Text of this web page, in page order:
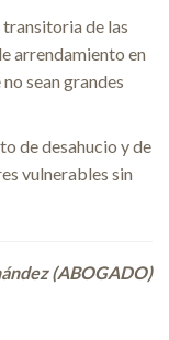
de las
arrendamiento en
sean grandes
de desahucio y de
vulnerables sin
(ABOGADO)